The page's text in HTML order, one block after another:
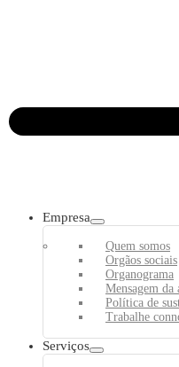
Empresa
Quem somos
Orgãos sociais
Organograma
Mensagem da
Política de
Trabalhe
Serviços